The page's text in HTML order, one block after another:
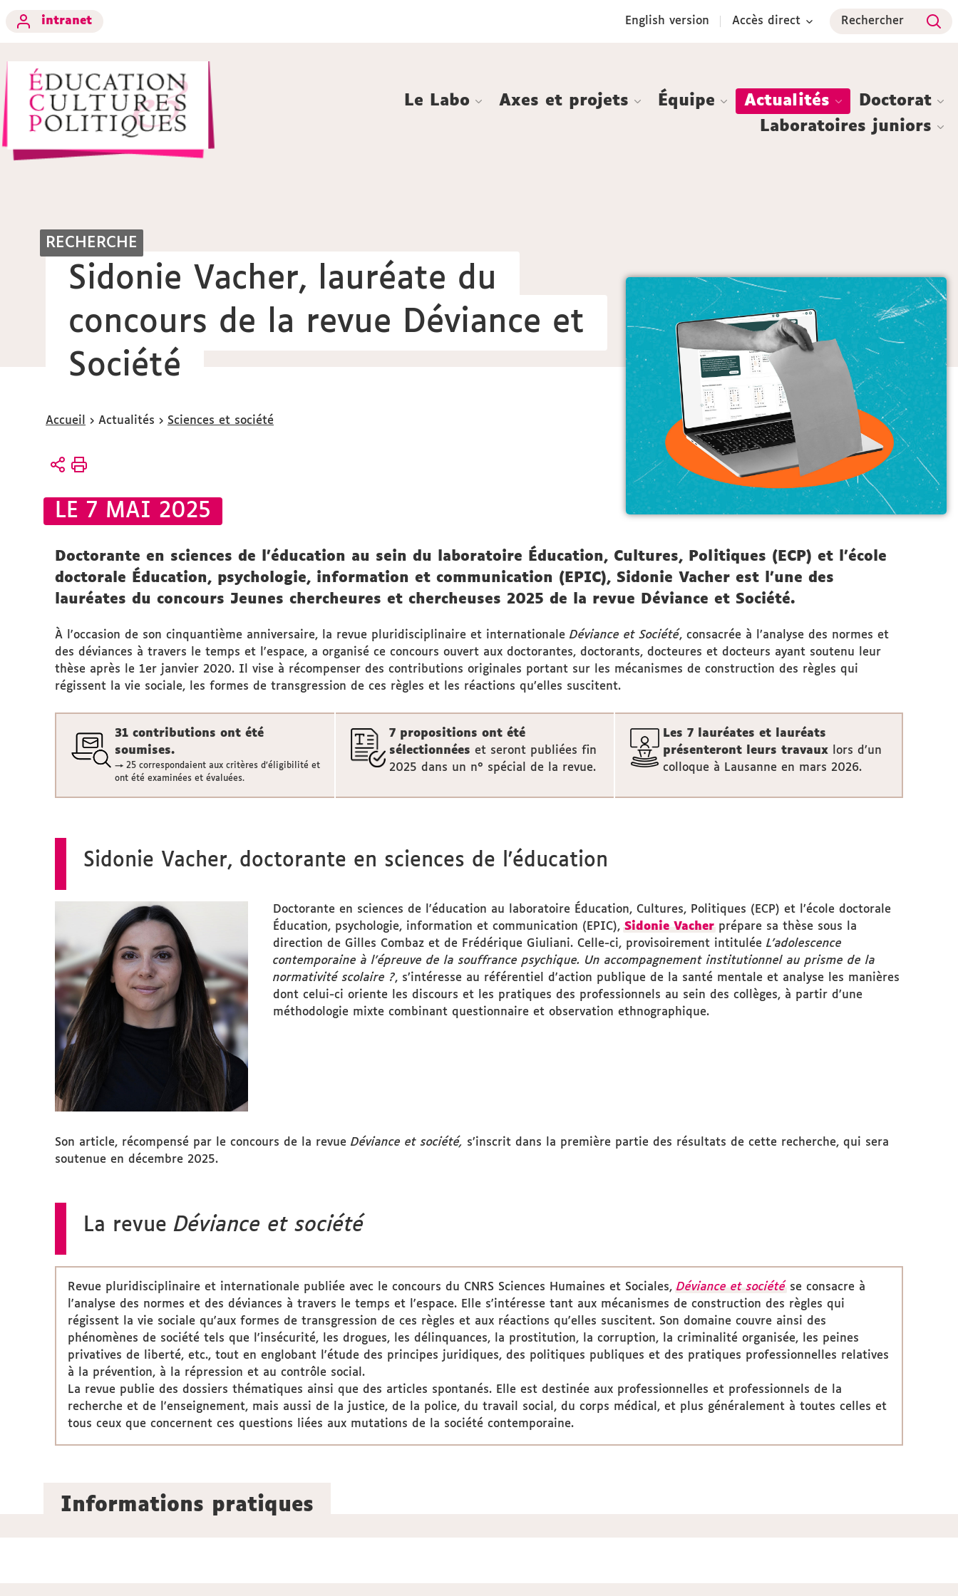
intranet
English version Accès direct Rechercher
Le Labo Axes et projets Équipe Actualités
Doctorat
Laboratoires juniors
RECHERCHE
Sidonie Vacher, lauréate du
concours de la revue Déviance et
Société
Vous
ici :
Accueil Actualités Sciences et société
LE 7 MAI 2025
Doctorante en sciences de l'éducation au sein du laboratoire Éducation, Cultures, Politiques (ECP) et l’école
doctorale Éducation, psychologie, information et communication (EPIC), Sidonie Vacher est l'une des
lauréates du concours Jeunes chercheures et chercheuses 2025 de la revue Déviance et Société.
À l'occasion de son cinquantième anniversaire, la revue pluridisciplinaire et internationale Déviance et Société, consacrée à l’analyse des normes et
des déviances à travers le temps et l'espace, a organisé ce concours ouvert aux doctorantes, doctorants, docteures et docteurs ayant soutenu leur
thèse après le 1er janvier 2020. Il vise à récompenser des contributions originales portant sur les mécanismes de construction des règles qui
régissent la vie sociale, les formes de transgression de ces règles et les réactions qu’elles suscitent.
31 contributions ont été
soumises.
→ 25 correspondaient aux critères d’éligibilité et
ont été examinées et évaluées.
7 propositions ont été
sélectionnées et seront publiées fin
2025 dans un n° spécial de la revue.
Les 7 lauréates et lauréats
présenteront leurs travaux lors d’un
colloque à Lausanne en mars 2026.
Sidonie Vacher, doctorante en sciences de l'éducation
Doctorante en sciences de l'éducation au laboratoire Éducation, Cultures, Politiques (ECP) et l’école doctorale
Éducation, psychologie, information et communication (EPIC),Sidonie Vacher prépare sa thèse sous la
direction de Gilles Combaz et de Frédérique Giuliani. Celle-ci, provisoirement intituléeL’adolescence
contemporaine à l’épreuve de la souffrance psychique. Un accompagnement institutionnel au prisme de la
normativité scolaire ?, s’intéresse au référentiel d'action publique de la santé mentale et analyse les manières
dont celui-ci oriente les discours et les pratiques des professionnels au sein des collèges, à partir d’une
méthodologie mixte combinant questionnaire et observation ethnographique.
Son article, récompensé par le concours de la revue Déviance et société, s’inscrit dans la première partie des résultats de cette recherche, qui sera
soutenue en décembre 2025.
La revueDéviance et société
Revue pluridisciplinaire et internationale publiée avec le concours du CNRS Sciences Humaines et Sociales,Déviance et société se consacre à
l'analyse des normes et des déviances à travers le temps et l'espace. Elle s'intéresse tant aux mécanismes de construction des règles qui
régissent la vie sociale qu'aux formes de transgression de ces règles et aux réactions qu'elles suscitent. Son domaine couvre ainsi des
phénomènes de société tels que l'insécurité, les drogues, les délinquances, la prostitution, la corruption, la criminalité organisée, les peines
privatives de liberté, etc., tout en englobant l'étude des principes juridiques, des politiques publiques et des pratiques professionnelles relatives
à la prévention, à la répression et au contrôle social.
La revue publie des dossiers thématiques ainsi que des articles spontanés. Elle est destinée aux professionnelles et professionnels de la
recherche et de l'enseignement, mais aussi de la justice, de la police, du travail social, du corps médical, et plus généralement à toutes celles et
tous ceux que concernent ces questions liées aux mutations de la société contemporaine.
Informations pratiques